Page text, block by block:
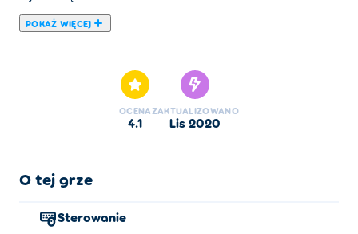
POKAŻ WIĘCEJ
z naszych ulubionych gier w kategorii: Gry Łamigłówki.
OCENA
4.1
ZAKTUALIZOWANO
lis 2020
O tej grze
Sterowanie